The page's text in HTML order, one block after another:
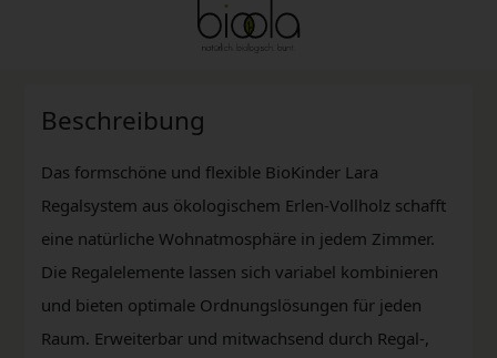
Beschreibung
Das formschöne und flexible BioKinder Lara
Regalsystem aus ökologischem Erlen-Vollholz schafft
eine natürliche Wohnatmosphäre in jedem Zimmer.
Die Regalelemente lassen sich variabel kombinieren
und bieten optimale Ordnungslösungen für jeden
Raum. Erweiterbar und mitwachsend durch Regal-,